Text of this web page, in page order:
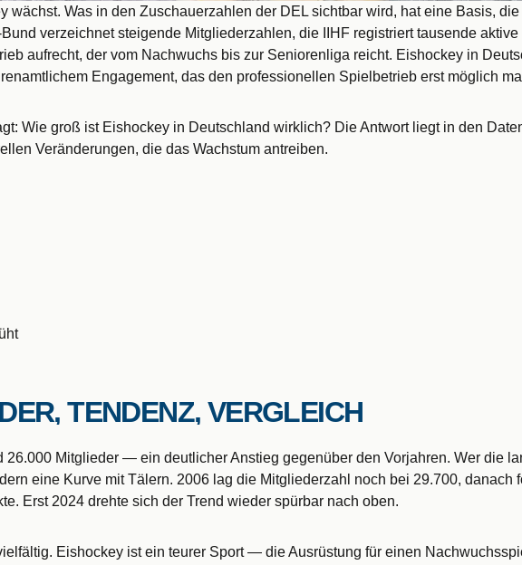
Was in den Zuschauerzahlen der DEL sichtbar wird, hat eine Basis,
verzeichnet steigende Mitgliederzahlen, die IIHF registriert tausende
aufrecht, der vom Nachwuchs bis zur Seniorenliga reicht. Eishockey in
Engagement, das den professionellen Spielbetrieb erst möglich
Wie groß ist Eishockey in Deutschland wirklich? Die Antwort liegt in den
Veränderungen, die das Wachstum antreiben.
TENDENZ, VERGLEICH
Mitglieder — ein deutlicher Anstieg gegenüber den Vorjahren. Wer die
eine Kurve mit Tälern. 2006 lag die Mitgliederzahl noch bei 29.700, danach
Erst 2024 drehte sich der Trend wieder spürbar nach oben.
Eishockey ist ein teurer Sport — die Ausrüstung für einen